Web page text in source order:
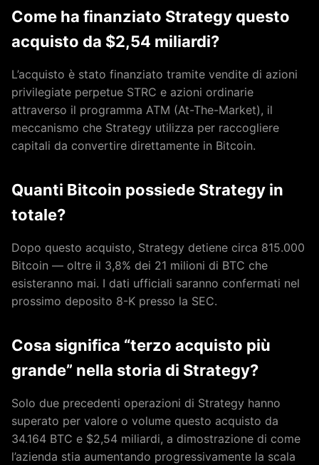
Come ha finanziato Strategy questo
acquisto da $2,54 miliardi?
L’acquisto è stato finanziato tramite vendite di azioni
privilegiate perpetue STRC e azioni ordinarie
attraverso il programma ATM (At-The-Market), il
meccanismo che Strategy utilizza per raccogliere
capitali da convertire direttamente in Bitcoin.
Quanti Bitcoin possiede Strategy in
totale?
Dopo questo acquisto, Strategy detiene circa 815.000
Bitcoin — oltre il 3,8% dei 21 milioni di BTC che
esisteranno mai. I dati ufficiali saranno confermati nel
prossimo deposito 8-K presso la SEC.
Cosa significa “terzo acquisto più
grande” nella storia di Strategy?
Solo due precedenti operazioni di Strategy hanno
superato per valore o volume questo acquisto da
34.164 BTC e $2,54 miliardi, a dimostrazione di come
l’azienda stia aumentando progressivamente la scala